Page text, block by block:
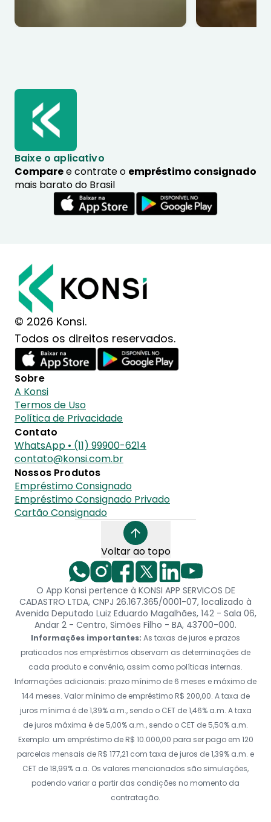
Baixe o aplicativo
Comparee contrate o empréstimo consignado
mais barato do Brasil
© 2026 Konsi.
Todos os direitos reservados.
Sobre
A Konsi
Termos de Uso
Política de Privacidade
Contato
WhatsApp • (11) 99900-6214
contato@konsi.com.br
Nossos Produtos
Empréstimo Consignado
Empréstimo Consignado Privado
Cartão Consignado
Voltar ao topo
O App Konsi pertence à KONSI APP SERVICOS DE
CADASTRO LTDA, CNPJ 26.167.365/0001-07, localizado à
Avenida Deputado Luiz Eduardo Magalhães, 142 - Sala 06,
Andar 2 - Centro, Simões Filho - BA, 43700-000.
Informações importantes: As taxas de juros e prazos
praticados nos empréstimos observam as determinações de
cada produto e convênio, assim como políticas internas.
Informações adicionais: prazo mínimo de 6 meses e máximo de
144 meses. Valor mínimo de empréstimo R$ 200,00. A taxa de
juros mínima é de 1,39% a.m., sendo o CET de 1,46% a.m. A taxa
de juros máxima é de 5,00% a.m., sendo o CET de 5,50% a.m.
Exemplo: um empréstimo de R$ 10.000,00 para ser pago em 120
parcelas mensais de R$ 177,21 com taxa de juros de 1,39% a.m. e
CET de 18,99% a.a. Os valores mencionados são simulações,
podendo variar a partir das condições no momento da
contratação.